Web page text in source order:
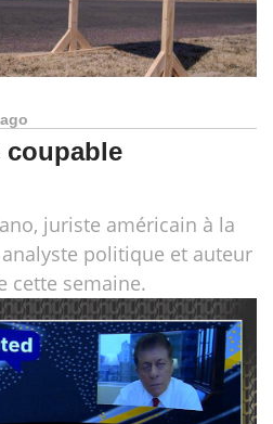
coupable
juriste américain à la
politique et auteur
cette semaine.